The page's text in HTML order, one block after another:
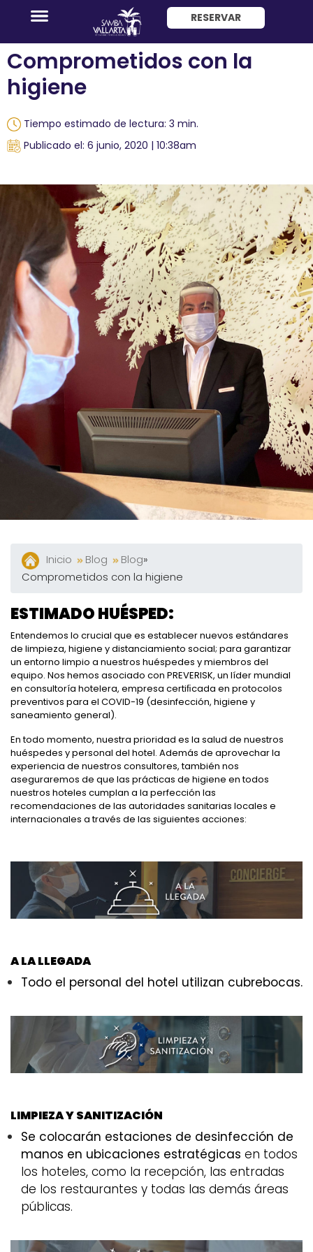
Habitaciones
Paquete
Hotel
+
Avión
Restaurantes
Bares
Actividades
Experiencias
Preguntas
Frecuentes
Contacto
ENG
RESERVAR
Comprometidos con la
higiene
Tiempo estimado de lectura: 3 min.
Publicado el: 6 junio, 2020 | 10:38am
Inicio Blog Blog»
Comprometidos con la higiene
ESTIMADO HUÉSPED:
Entendemos lo crucial que es establecer nuevos estándares
de limpieza, higiene y distanciamiento social; para garantizar
un entorno limpio a nuestros huéspedes y miembros del
equipo. Nos hemos asociado con PREVERISK, un líder mundial
en consultoría hotelera, empresa certiﬁcada en protocolos
preventivos para el COVID-19 (desinfección, higiene y
saneamiento general).
En todo momento, nuestra prioridad es la salud de nuestros
huéspedes y personal del hotel. Además de aprovechar la
experiencia de nuestros consultores, también nos
aseguraremos de que las prácticas de higiene en todos
nuestros hoteles cumplan a la perfección las
recomendaciones de las autoridades sanitarias locales e
internacionales a través de las siguientes acciones:
A LA LLEGADA
Todo el personal del hotel utilizan cubrebocas.
LIMPIEZA Y SANITIZACIÓN
Se colocarán estaciones de desinfección de
manos en ubicaciones estratégicas en todos
los hoteles, como la recepción, las entradas
de los restaurantes y todas las demás áreas
públicas.